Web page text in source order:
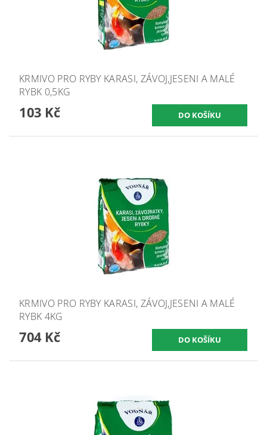
KRMIVO PRO RYBY KARASI, ZÁVOJ,JESENI A MALÉ
RYBK 0,5KG
103 Kč
KRMIVO PRO RYBY KARASI, ZÁVOJ,JESENI A MALÉ
RYBK 4KG
704 Kč